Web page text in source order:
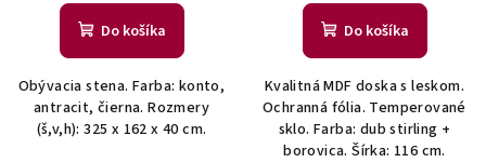
Do košíka
Obývacia stena. Farba: konto,
antracit, čierna. Rozmery
(š,v,h): 325 x 162 x 40 cm.
Do košíka
Kvalitná MDF doska s leskom.
Ochranná fólia. Temperované
sklo. Farba: dub stirling +
borovica. Šírka: 116 cm.